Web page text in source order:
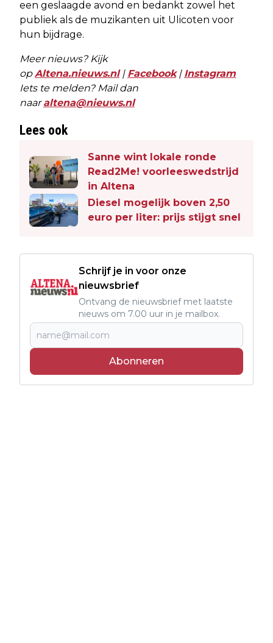
een geslaagde avond en bedankt zowel het
publiek als de muzikanten uit Ulicoten voor
hun bijdrage.
Meer nieuws? Kijk
opAltena.nieuws.nl| Facebook| Instagram
Iets te melden? Mail dan
naaraltena@nieuws.nl
Lees ook
Sanne wint lokale ronde
Read2Me! voorleeswedstrijd
in Altena
Diesel mogelijk boven 2,50
euro per liter: prijs stijgt snel
Schrijf je in voor onze
nieuwsbrief
Ontvang de nieuwsbrief met laatste
nieuws om 7.00 uur in je mailbox.
Abonneren